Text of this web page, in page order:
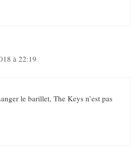
à 22:19
le barillet, The Keys n’est pas